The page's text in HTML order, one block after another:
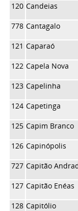
120 Candeias
778 Cantagalo
121 Caparaó
122 Capela Nova
123 Capelinha
124 Capetinga
125 Capim Branco
126 Capinópolis
727 Capitão
127 Capitão Enéas
128 Capitólio